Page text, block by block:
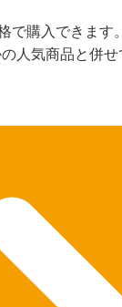
で購入できます
人気商品と併せ